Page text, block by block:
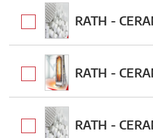
RATH -
RATH -
RATH -